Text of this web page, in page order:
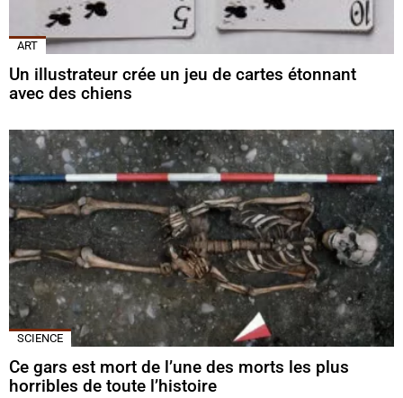
ART
Un illustrateur crée un jeu de cartes étonnant
avec des chiens
SCIENCE
Ce gars est mort de l’une des morts les plus
horribles de toute l’histoire